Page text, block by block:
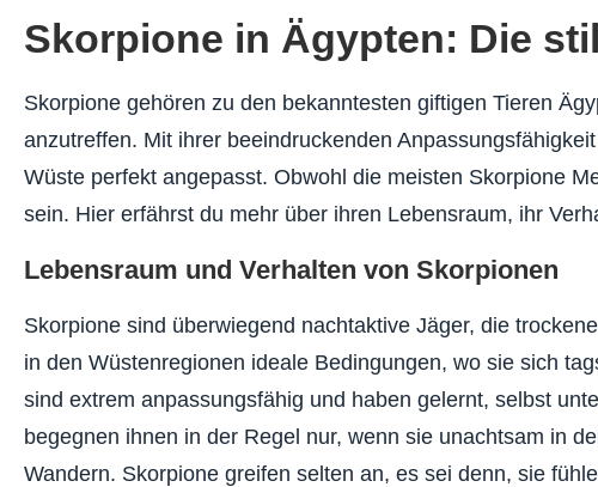
Skorpione in Ägypten: Die
Skorpione gehören zu den bekanntesten giftigen Tieren
anzutreffen. Mit ihrer beeindruckenden
Wüste perfekt angepasst. Obwohl die meisten Skorpione
sein. Hier erfährst du mehr über ihren Lebensraum, ihr
Lebensraum und Verhalten von Skorpionen
Skorpione sind überwiegend nachtaktive Jäger, die
in den Wüstenregionen ideale Bedingungen, wo sie sich
sind extrem anpassungsfähig und haben gelernt, selbst
begegnen ihnen in der Regel nur, wenn sie unachtsam in
Wandern. Skorpione greifen selten an, es sei denn, sie